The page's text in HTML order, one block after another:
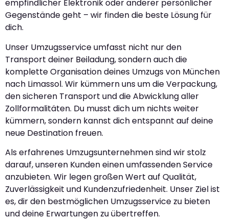
empfindlicher Elektronik oder anderer persönlicher
Gegenstände geht – wir finden die beste Lösung für
dich.
Unser Umzugsservice umfasst nicht nur den
Transport deiner Beiladung, sondern auch die
komplette Organisation deines Umzugs von München
nach Limassol. Wir kümmern uns um die Verpackung,
den sicheren Transport und die Abwicklung aller
Zollformalitäten. Du musst dich um nichts weiter
kümmern, sondern kannst dich entspannt auf deine
neue Destination freuen.
Als erfahrenes Umzugsunternehmen sind wir stolz
darauf, unseren Kunden einen umfassenden Service
anzubieten. Wir legen großen Wert auf Qualität,
Zuverlässigkeit und Kundenzufriedenheit. Unser Ziel ist
es, dir den bestmöglichen Umzugsservice zu bieten
und deine Erwartungen zu übertreffen.